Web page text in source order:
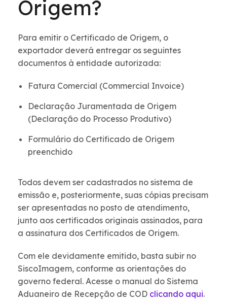
Origem?
Para emitir o Certificado de Origem, o
exportador deverá entregar os seguintes
documentos à entidade autorizada:
Fatura Comercial (Commercial Invoice)
Declaração Juramentada de Origem
(Declaração do Processo Produtivo)
Formulário do Certificado de Origem
preenchido
Todos devem ser cadastrados no sistema de
emissão e, posteriormente, suas cópias precisam
ser apresentadas no posto de atendimento,
junto aos certificados originais assinados, para
a assinatura dos Certificados de Origem.
Com ele devidamente emitido, basta subir no
SiscoImagem, conforme as orientações do
governo federal. Acesse o manual do Sistema
Aduaneiro de Recepção de COD clicando aqui.